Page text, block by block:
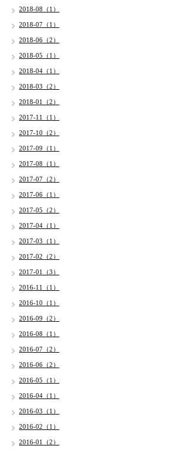
2018-08（1）
2018-07（1）
2018-06（2）
2018-05（1）
2018-04（1）
2018-03（2）
2018-01（2）
2017-11（1）
2017-10（2）
2017-09（1）
2017-08（1）
2017-07（2）
2017-06（1）
2017-05（2）
2017-04（1）
2017-03（1）
2017-02（2）
2017-01（3）
2016-11（1）
2016-10（1）
2016-09（2）
2016-08（1）
2016-07（2）
2016-06（2）
2016-05（1）
2016-04（1）
2016-03（1）
2016-02（1）
2016-01（2）